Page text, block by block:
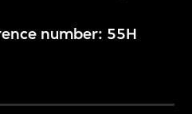
number: 55H